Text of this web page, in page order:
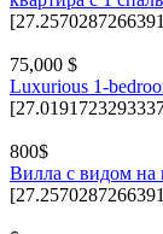
75,000 $
Luxurious 1-
800$
Вилла с видом